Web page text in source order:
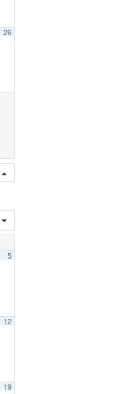
26
5
12
19